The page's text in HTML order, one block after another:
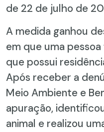
de 22 de julho de
A medida ganhou
em que uma
que possui
Após receber a
Meio Ambiente e
apuração,
animal e realizou